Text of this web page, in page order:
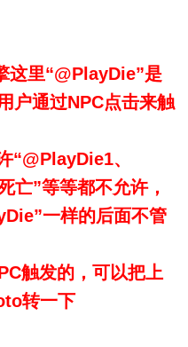
这里“@PlayDie”是
户通过NPC点击来触
“@PlayDie1、
亡”等等都不允许，
一样的后面不管
触发的，可以把上
转一下